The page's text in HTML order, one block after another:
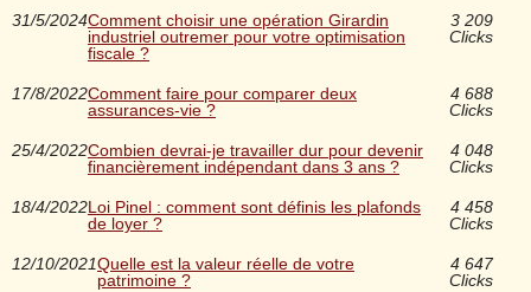
31/5/2024Comment choisir une opération Girardin
industriel outremer pour votre optimisation
fiscale ?
3 209
Clicks
17/8/2022Comment faire pour comparer deux
assurances-vie ?
4 688
Clicks
25/4/2022Combien devrai-je travailler dur pour devenir
financièrement indépendant dans 3 ans ?
4 048
Clicks
18/4/2022Loi Pinel : comment sont définis les plafonds
de loyer ?
4 458
Clicks
12/10/2021Quelle est la valeur réelle de votre
patrimoine ?
4 647
Clicks